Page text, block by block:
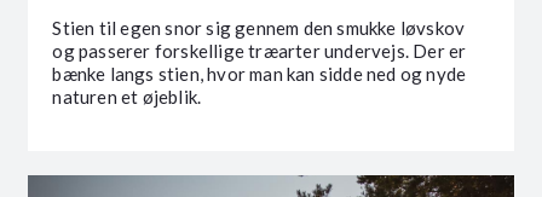
Stien til egen snor sig gennem den smukke løvskov
og passerer forskellige træarter undervejs. Der er
bænke langs stien, hvor man kan sidde ned og nyde
naturen et øjeblik.